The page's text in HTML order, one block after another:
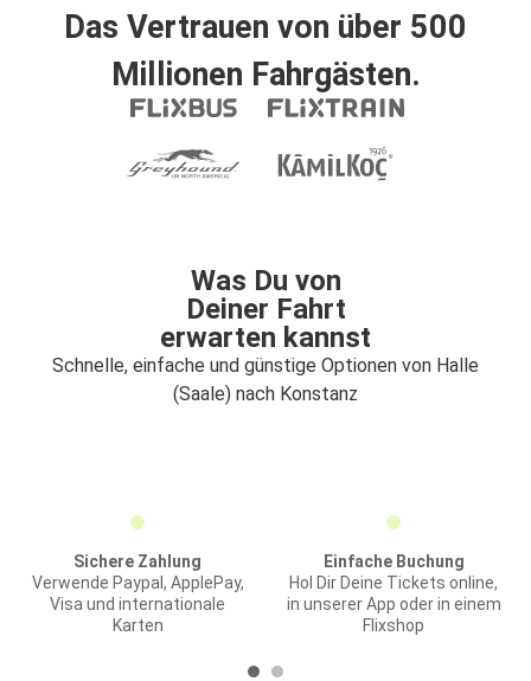
Das Vertrauen von über 500
Millionen Fahrgästen.
Was Du von
Deiner Fahrt
erwarten kannst
Schnelle, einfache und günstige Optionen von Halle
(Saale) nach Konstanz
Sichere Zahlung
Verwende Paypal, ApplePay,
Visa und internationale
Karten
Einfache Buchung
Hol Dir Deine Tickets online,
in unserer App oder in einem
Flixshop